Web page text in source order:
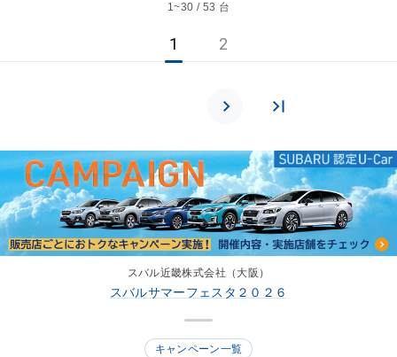
1~30 / 53 台
1 2
スバル近畿株式会社（大阪）
スバルサマーフェスタ２０２６
キャンペーン一覧